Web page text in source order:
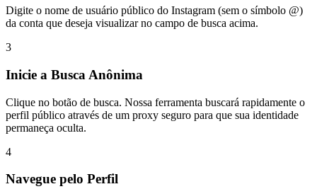
Digite o nome de usuário público do Instagram (sem o símbolo @)
da conta que deseja visualizar no campo de busca acima.
3
Inicie a Busca Anônima
Clique no botão de busca. Nossa ferramenta buscará rapidamente o
perfil público através de um proxy seguro para que sua identidade
permaneça oculta.
4
Navegue pelo Perfil